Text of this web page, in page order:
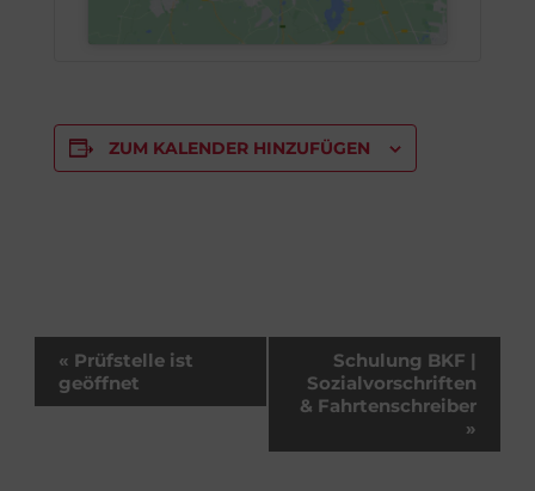
ZUM KALENDER HINZUFÜGEN
Veranstaltung-
Navigation
« Prüfstelle ist
geöffnet
Schulung BKF |
Sozialvorschriften
& Fahrtenschreiber
»